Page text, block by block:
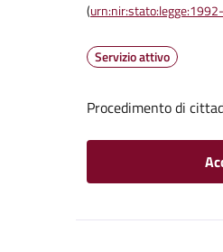
(
Servizio attivo
Procedimento di